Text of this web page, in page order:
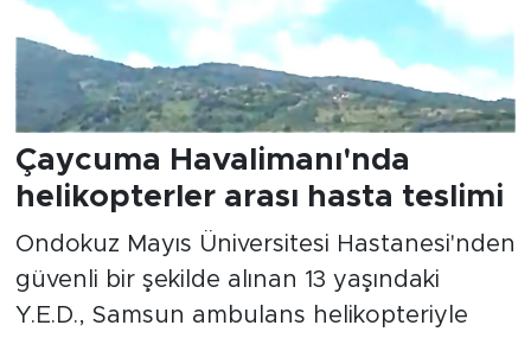
Çaycuma Havalimanı'nda
helikopterler arası hasta teslimi
Ondokuz Mayıs Üniversitesi Hastanesi'nden
güvenli bir şekilde alınan 13 yaşındaki
Y.E.D., Samsun ambulans helikopteriyle